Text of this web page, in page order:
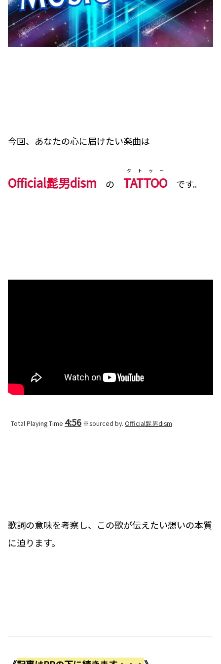
今回、あなたの心に届けたい楽曲は
Official髭男dism の TATTOO
タトゥー
です。
Total Playing Time 4:56 ※sourced by. Official髭男dism
歌詞の意味を考察し、この歌が伝えたい想いの本質
に迫ります。